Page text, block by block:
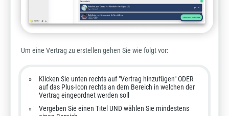
Um eine Vertrag zu erstellen gehen Sie wie folgt vor:
Klicken Sie unten rechts auf "Vertrag hinzufügen" ODER
auf das Plus-Icon rechts an dem Bereich in welchen der
Vertrag eingeordnet werden soll
Vergeben Sie einen Titel UND wählen Sie mindestens